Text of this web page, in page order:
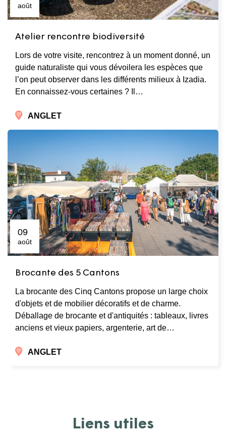
août
Atelier rencontre biodiversité
Lors de votre visite, rencontrez à un moment donné, un
guide naturaliste qui vous dévoilera les espèces que
l’on peut observer dans les différents milieux à Izadia.
En connaissez-vous certaines ? Il…
ANGLET
09
août
Brocante des 5 Cantons
La brocante des Cinq Cantons propose un large choix
d'objets et de mobilier décoratifs et de charme.
Déballage de brocante et d'antiquités : tableaux, livres
anciens et vieux papiers, argenterie, art de…
ANGLET
Liens utiles